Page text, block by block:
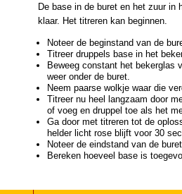
De base in de buret en het zuur in
klaar. Het titreren kan beginnen.
Noteer de beginstand van de
Titreer druppels base in het
Beweeg constant het bekerglas
weer onder de buret.
Neem paarse wolkje waar die
Titreer nu heel langzaam door
of voeg en druppel toe als het
Ga door met titreren tot de
helder licht rose blijft voor 30
Noteer de eindstand van de buret.
Bereken hoeveel base is